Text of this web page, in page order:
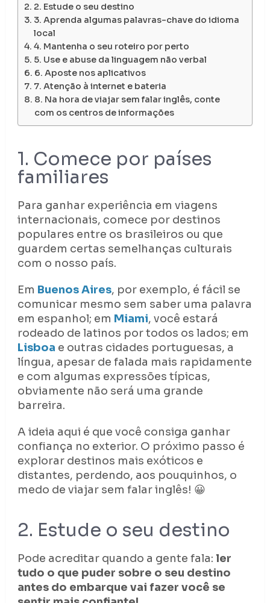
2. Estude o seu destino
3. Aprenda algumas palavras-chave do idioma
local
4. Mantenha o seu roteiro por perto
5. Use e abuse da linguagem não verbal
6. Aposte nos aplicativos
7. Atenção à internet e bateria
8. Na hora de viajar sem falar inglês, conte
com os centros de informações
1. Comece por países
familiares
Para ganhar experiência em viagens
internacionais, comece por destinos
populares entre os brasileiros ou que
guardem certas semelhanças culturais
com o nosso país.
Em Buenos Aires, por exemplo, é fácil se
comunicar mesmo sem saber uma palavra
em espanhol; em Miami, você estará
rodeado de latinos por todos os lados; em
Lisboa e outras cidades portuguesas, a
língua, apesar de falada mais rapidamente
e com algumas expressões típicas,
obviamente não será uma grande
barreira.
A ideia aqui é que você consiga ganhar
confiança no exterior. O próximo passo é
explorar destinos mais exóticos e
distantes, perdendo, aos pouquinhos, o
medo de viajar sem falar inglês! 😀
2. Estude o seu destino
Pode acreditar quando a gente fala: ler
tudo o que puder sobre o seu destino
antes do embarque vai fazer você se